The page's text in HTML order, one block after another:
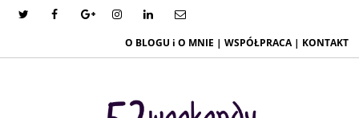
O BLOGU i O MNIE | WSPÓŁPRACA | KONTAKT